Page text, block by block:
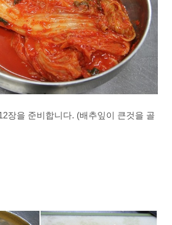
장을 준비합니다. (배추잎이 큰것을 골